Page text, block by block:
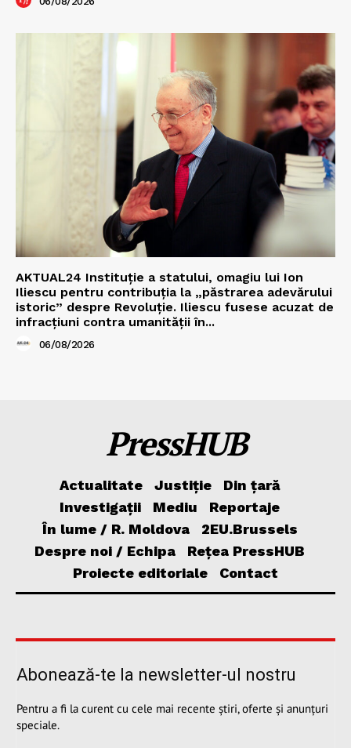
AKTUAL24 Instituție a statului, omagiu lui Ion
Iliescu pentru contribuția la „păstrarea adevărului
istoric” despre Revoluție. Iliescu fusese acuzat de
infracțiuni contra umanității în...
06/08/2026
PressHUB
Actualitate Justiție
Din țară
Investigații
Mediu
Reportaje
În lume / R. Moldova
2EU.Brussels
Despre noi / Echipa
Rețea PressHUB
Proiecte editoriale
Contact
Abonează-te la newsletter-ul nostru
Pentru a fi la curent cu cele mai recente știri, oferte și anunțuri
speciale.